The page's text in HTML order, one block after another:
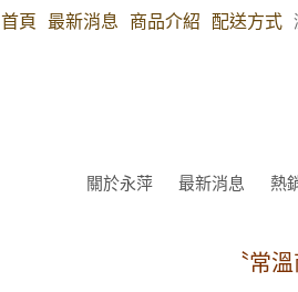
首頁 最新消息 商品介紹 配送方式
關於永萍 最新消息 熱
〝常溫商品